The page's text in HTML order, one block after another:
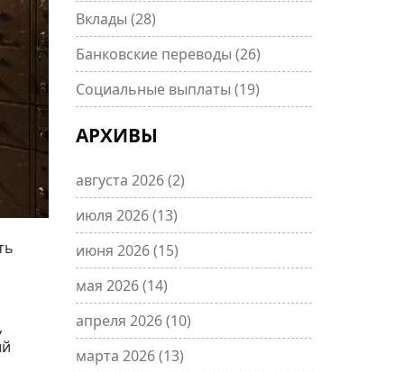
Вклады (28)
Банковские переводы (26)
Социальные выплаты (19)
АРХИВЫ
августа 2026(2)
июля 2026(13)
июня 2026(15)
мая 2026(14)
апреля 2026(10)
марта 2026(13)